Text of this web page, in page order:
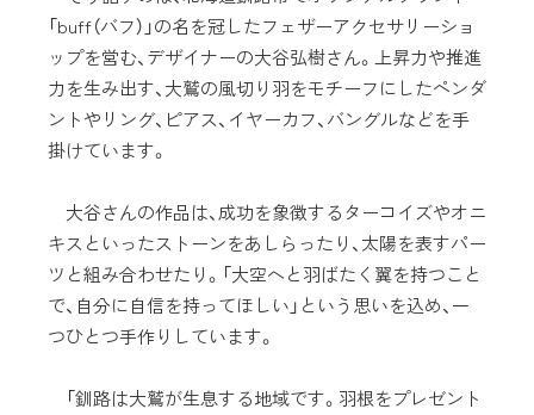
「buff（バフ）」の名を冠したフェザーアクセサリーショ
ップを営む、デザイナーの大谷弘樹さん。上昇力や推進
力を生み出す、大鷲の風切り羽をモチーフにしたペンダ
ントやリング、ピアス、イヤーカフ、バングルなどを手
掛けています。
大谷さんの作品は、成功を象徴するターコイズやオニ
キスといったストーンをあしらったり、太陽を表すパー
ツと組み合わせたり。「大空へと羽ばたく翼を持つこと
で、自分に自信を持ってほしい」という思いを込め、一
つひとつ手作りしています。
「釧路は大鷲が生息する地域です。羽根をプレゼント